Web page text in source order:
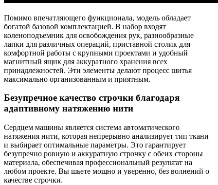
Помимо впечатляющего функционала, модель обладает
богатой базовой комплектацией. В набор входят
коленоподъемник для освобождения рук, разнообразные
лапки для различных операций, приставной столик для
комфортной работы с крупными проектами и удобный
магнитный ящик для аккуратного хранения всех
принадлежностей. Эти элементы делают процесс шитья
максимально организованным и приятным.
Безупречное качество строчки благодаря
адаптивному натяжению нити
Сердцем машины является система автоматического
натяжения нити, которая непрерывно анализирует тип ткани
и выбирает оптимальные параметры. Это гарантирует
безупречно ровную и аккуратную строчку с обеих стороны
материала, обеспечивая профессиональный результат на
любом проекте. Вы шьете мощно и уверенно, без волнений о
качестве строчки.